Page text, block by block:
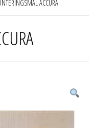
ACCURA